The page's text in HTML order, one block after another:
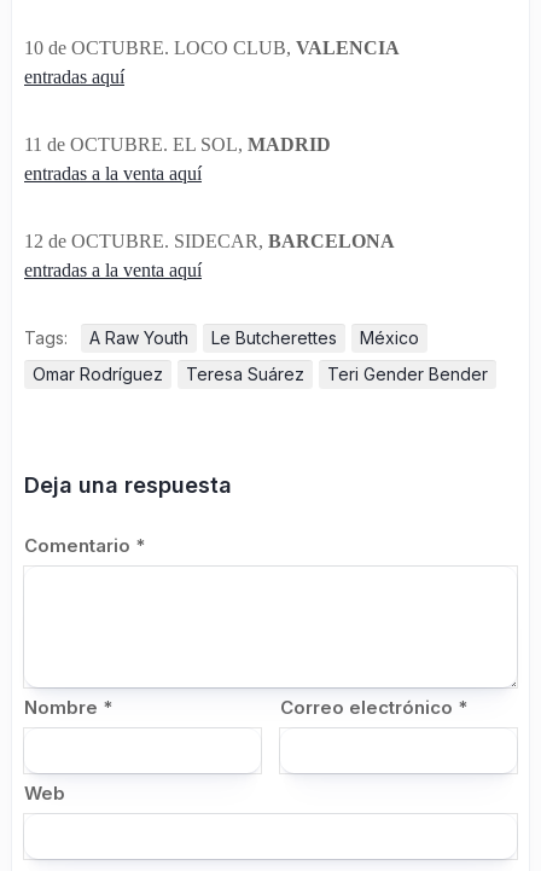
10 de OCTUBRE. LOCO CLUB, VALENCIA
entradas aquí
11 de OCTUBRE. EL SOL, MADRID
entradas a la venta aquí
12 de OCTUBRE. SIDECAR, BARCELONA
entradas a la venta aquí
Tags: A Raw Youth Le Butcherettes
México
Omar Rodríguez
Teresa Suárez Teri Gender Bender
Deja una respuesta
Comentario *
Nombre * Correo electrónico *
Web